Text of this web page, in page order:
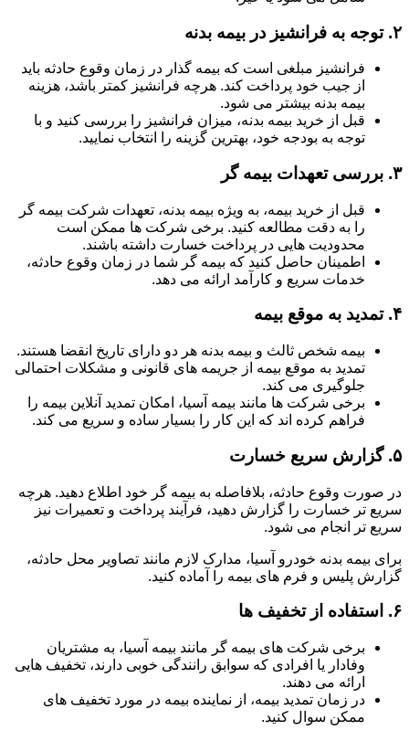
۲. توجه به فرانشیز در بیمه بدنه
فرانشیز مبلغی است که بیمه گذار در زمان وقوع حادثه باید
از جیب خود پرداخت کند. هرچه فرانشیز کمتر باشد، هزینه
بیمه بدنه بیشتر می شود.
قبل از خرید بیمه بدنه، میزان فرانشیز را بررسی کنید و با
توجه به بودجه خود، بهترین گزینه را انتخاب نمایید.
۳. بررسی تعهدات بیمه گر
قبل از خرید بیمه، به ویژه بیمه بدنه، تعهدات شرکت بیمه گر
را به دقت مطالعه کنید. برخی شرکت ها ممکن است
محدودیت هایی در پرداخت خسارت داشته باشند.
اطمینان حاصل کنید که بیمه گر شما در زمان وقوع حادثه،
خدمات سریع و کارآمد ارائه می دهد.
۴. تمدید به موقع بیمه
بیمه شخص ثالث و بیمه بدنه هر دو دارای تاریخ انقضا هستند.
تمدید به موقع بیمه از جریمه های قانونی و مشکلات احتمالی
جلوگیری می کند.
برخی شرکت ها مانند بیمه آسیا، امکان تمدید آنلاین بیمه را
فراهم کرده اند که این کار را بسیار ساده و سریع می کند.
۵. گزارش سریع خسارت
در صورت وقوع حادثه، بلافاصله به بیمه گر خود اطلاع دهید. هرچه
سریع تر خسارت را گزارش دهید، فرآیند پرداخت و تعمیرات نیز
سریع تر انجام می شود.
برای بیمه بدنه خودرو آسیا، مدارک لازم مانند تصاویر محل حادثه،
گزارش پلیس و فرم های بیمه را آماده کنید.
۶. استفاده از تخفیف ها
برخی شرکت های بیمه گر مانند بیمه آسیا، به مشتریان
وفادار یا افرادی که سوابق رانندگی خوبی دارند، تخفیف هایی
ارائه می دهند.
در زمان تمدید بیمه، از نماینده بیمه در مورد تخفیف های
ممکن سوال کنید.